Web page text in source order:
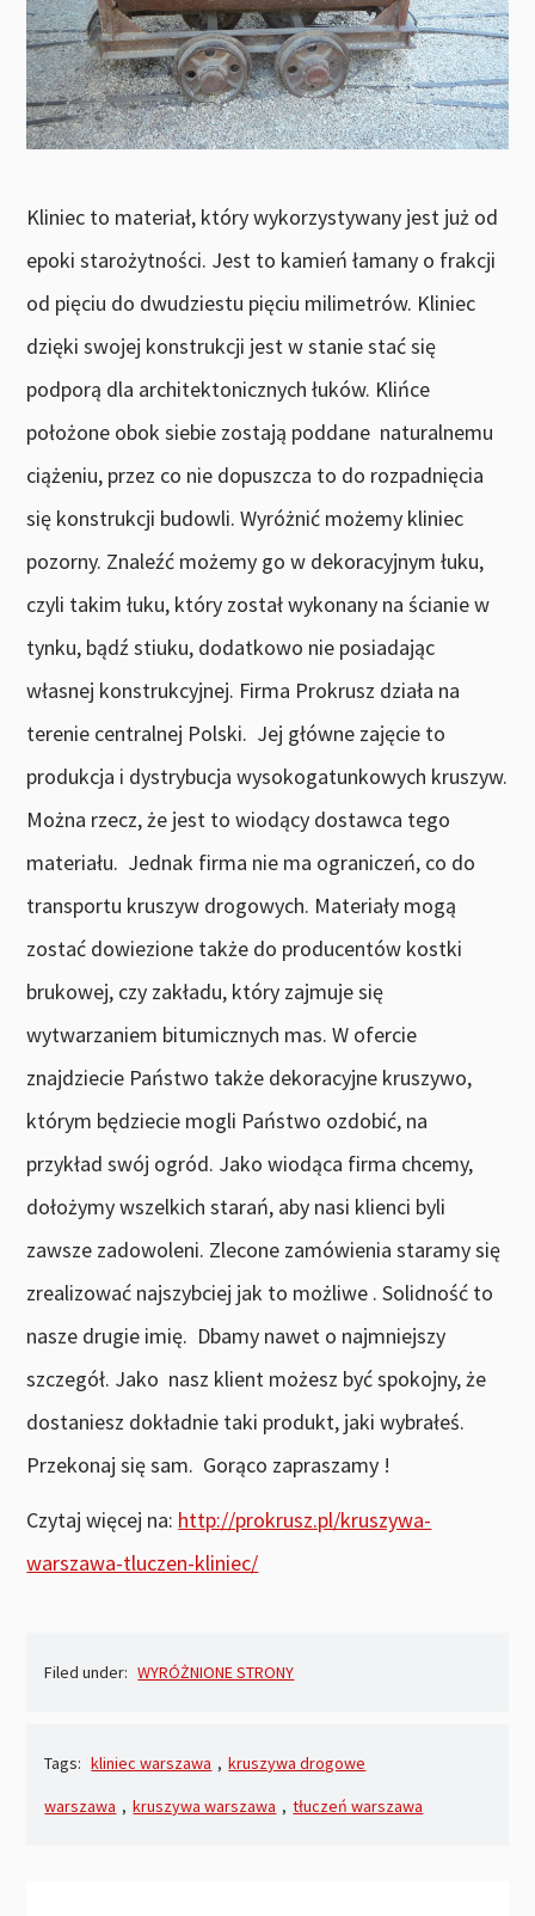
Kliniec to materiał, który wykorzystywany jest już od
epoki starożytności. Jest to kamień łamany o frakcji
od pięciu do dwudziestu pięciu milimetrów. Kliniec
dzięki swojej konstrukcji jest w stanie stać się
podporą dla architektonicznych łuków. Klińce
położone obok siebie zostają poddane naturalnemu
ciążeniu, przez co nie dopuszcza to do rozpadnięcia
się konstrukcji budowli. Wyróżnić możemy kliniec
pozorny. Znaleźć możemy go w dekoracyjnym łuku,
czyli takim łuku, który został wykonany na ścianie w
tynku, bądź stiuku, dodatkowo nie posiadając
własnej konstrukcyjnej. Firma Prokrusz działa na
terenie centralnej Polski. Jej główne zajęcie to
produkcja i dystrybucja wysokogatunkowych kruszyw.
Można rzecz, że jest to wiodący dostawca tego
materiału. Jednak firma nie ma ograniczeń, co do
transportu kruszyw drogowych. Materiały mogą
zostać dowiezione także do producentów kostki
brukowej, czy zakładu, który zajmuje się
wytwarzaniem bitumicznych mas. W ofercie
znajdziecie Państwo także dekoracyjne kruszywo,
którym będziecie mogli Państwo ozdobić, na
przykład swój ogród. Jako wiodąca firma chcemy,
dołożymy wszelkich starań, aby nasi klienci byli
zawsze zadowoleni. Zlecone zamówienia staramy się
zrealizować najszybciej jak to możliwe . Solidność to
nasze drugie imię. Dbamy nawet o najmniejszy
szczegół. Jako nasz klient możesz być spokojny, że
dostaniesz dokładnie taki produkt, jaki wybrałeś.
Przekonaj się sam. Gorąco zapraszamy !
Czytaj więcej na: http://prokrusz.pl/kruszywa-
warszawa-tluczen-kliniec/
Filed under: WYRÓŻNIONE STRONY
Tags: kliniec warszawa , kruszywa drogowe
warszawa , kruszywa warszawa , tłuczeń warszawa